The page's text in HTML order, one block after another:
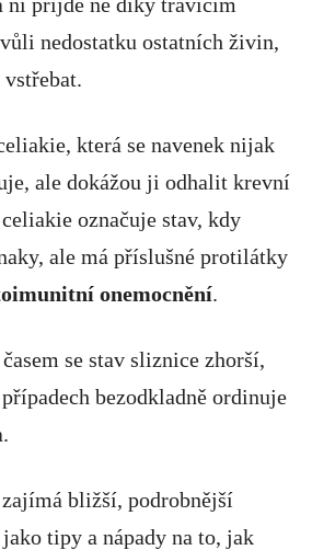
nedostatku ostatních živin,
vstřebat.
která se navenek nijak
ale dokážou ji odhalit krevní
označuje stav, kdy
ale má příslušné protilátky
onemocnění.
se stav sliznice zhorší,
bezodkladně ordinuje
bližší, podrobnější
tipy a nápady na to, jak